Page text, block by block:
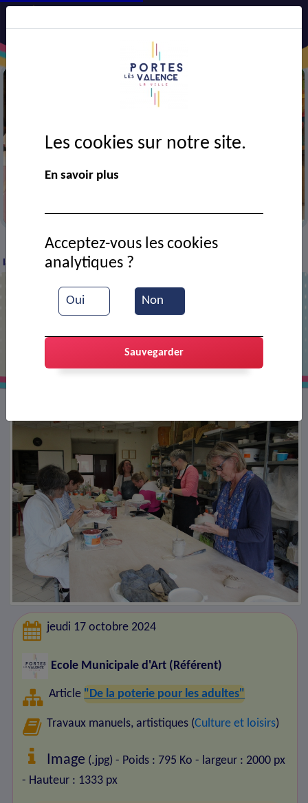
> VIE MUNICIPALE > Ressources documentaires
la poterie pour les adultes
jeudi 17 octobre 2024
Ecole Municipale d'Art (Référent)
Article "De la poterie pour les adultes"
Travaux manuels, artistiques (Culture et loisirs)
Image (.jpg) - Poids : 795 Ko - largeur : 2000 px
- Hauteur : 1333 px
Les cookies sur notre site.
En savoir plus
Oui Non
Acceptez-vous les cookies
analytiques ?
Sauvegarder